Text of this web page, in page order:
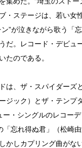
・ステージは、若い女
”が泣きながら歌う「
だ。レコード・デビュ
たのである。
は、ザ・スパイダーズ
ジック）とザ・テンプ
・シングルのレコー
「忘れ得ぬ君」（松崎
かしカプリング曲がな